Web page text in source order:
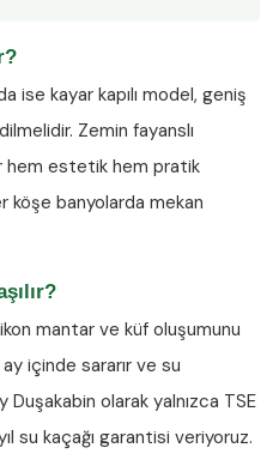
ise kayar kapılı model, geniş
Zemin fayanslı
hem estetik hem pratik
köşe banyolarda mekan
mantar ve küf oluşumunu
içinde sararır ve su
Duşakabin olarak yalnızca TSE
su kaçağı garantisi veriyoruz.